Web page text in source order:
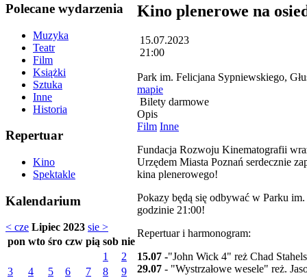
Polecane wydarzenia
Muzyka
Teatr
Film
Książki
Sztuka
Inne
Historia
Repertuar
Kino
Spektakle
Kalendarium
< cze Lipiec 2023 sie >
pon wto śro czw pią sob nie
1
2
3
4 5 6 7 8
9
Kino plenerowe na
15.07.2023
21:00
Park im. Felicjana Sypniewskiego,
mapie
Bilety darmowe
Opis
Film Inne
Fundacja Rozwoju Kinematografii
Urzędem Miasta Poznań serdecznie
kina plenerowego!
Pokazy będą się odbywać w Parku
godzinie 21:00!
Repertuar i harmonogram:
15.07 -"John Wick 4" reż Chad
29.07 - "Wystrzałowe wesele" reż.